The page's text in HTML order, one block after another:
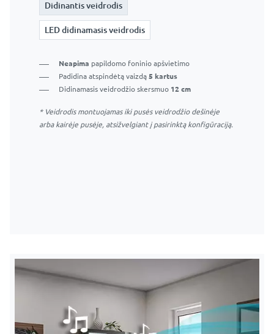
Didinantis veidrodis
LED didinamasis veidrodis
Neapima papildomo foninio apšvietimo
Padidina atspindėtą vaizdą 5 kartus
Didinamasis veidrodžio skersmuo 12 cm
* Veidrodis montuojamas iki pusės veidrodžio dešinėje
arba kairėje pusėje, atsižvelgiant į pasirinktą konfigūraciją.
Didinantis veidrodis
LED didinamasis veidrodis
LED didinamasis veidrodis be jutiklinio jungiklio –
veidrodžio apšvietimas įsijungs kartu su pagrindinio
veidrodžio apšvietimu.
Puikus makiažo sprendimas
Apimapapildomą šviesos žiedąaplink didinamąjį